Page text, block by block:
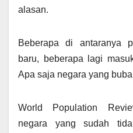
alasan.
Beberapa di antaranya
baru, beberapa lagi
Apa saja negara yang
World Population
negara yang sudah